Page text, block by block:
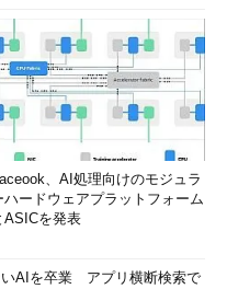
、AI処理向けのモジュラ
ハードウェアプラットフォーム
ASICを発表
いAIを卒業 アプリ横断検索で